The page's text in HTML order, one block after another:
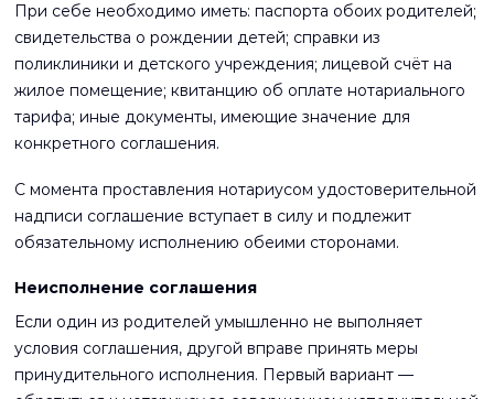
При себе необходимо иметь: паспорта обоих родителей;
свидетельства о рождении детей; справки из
поликлиники и детского учреждения; лицевой счёт на
жилое помещение; квитанцию об оплате нотариального
тарифа; иные документы, имеющие значение для
конкретного соглашения.
С момента проставления нотариусом удостоверительной
надписи соглашение вступает в силу и подлежит
обязательному исполнению обеими сторонами.
Неисполнение соглашения
Если один из родителей умышленно не выполняет
условия соглашения, другой вправе принять меры
принудительного исполнения. Первый вариант —